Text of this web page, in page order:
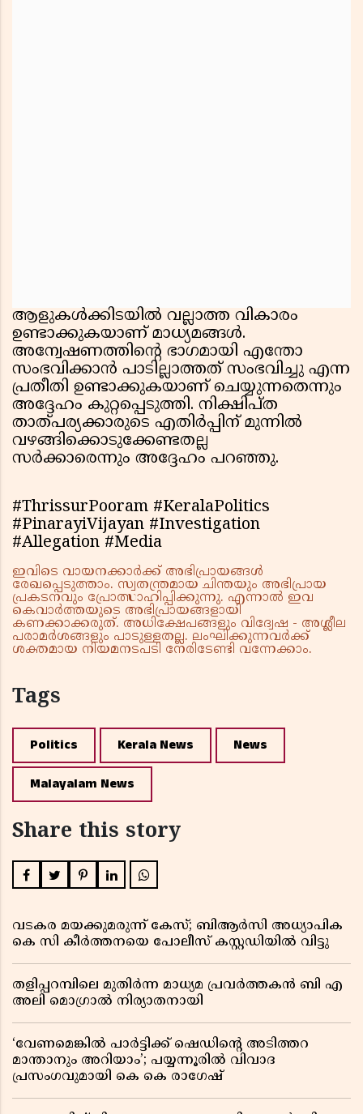
ആളുകൾക്കിടയിൽ വല്ലാത്ത വികാരം
ഉണ്ടാക്കുകയാണ് മാധ്യമങ്ങൾ.
അന്വേഷണത്തിൻ്റെ ഭാഗമായി എന്തോ
സംഭവിക്കാൻ പാടില്ലാത്തത് സംഭവിച്ചു എന്ന
പ്രതീതി ഉണ്ടാക്കുകയാണ് ചെയ്യുന്നതെന്നും
അദ്ദേഹം കുറ്റപ്പെടുത്തി. നിക്ഷിപ്ത
താത്പര്യക്കാരുടെ എതിർപ്പിന് മുന്നിൽ
വഴങ്ങിക്കൊടുക്കേണ്ടതല്ല
സർക്കാരെന്നും അദ്ദേഹം പറഞ്ഞു.
#ThrissurPooram #KeralaPolitics
#PinarayiVijayan #Investigation
#Allegation #Media
ഇവിടെ വായനക്കാർക്ക് അഭിപ്രായങ്ങൾ
രേഖപ്പെടുത്താം. സ്വതന്ത്രമായ ചിന്തയും അഭിപ്രായ
പ്രകടനവും പ്രോത്സാഹിപ്പിക്കുന്നു. എന്നാൽ ഇവ
കെവാർത്തയുടെ അഭിപ്രായങ്ങളായി
കണക്കാക്കരുത്. അധിക്ഷേപങ്ങളും വിദ്വേഷ - അശ്ലീല
പരാമർശങ്ങളും പാടുള്ളതല്ല. ലംഘിക്കുന്നവർക്ക്
ശക്തമായ നിയമനടപടി നേരിടേണ്ടി വന്നേക്കാം.
Tags
Politics Kerala News News
Malayalam News
Share this story
വടകര മയക്കുമരുന്ന് കേസ്; ബിആർസി അധ്യാപിക
കെ സി കീർത്തനയെ പോലീസ് കസ്റ്റഡിയിൽ വിട്ടു
തളിപ്പറമ്പിലെ മുതിർന്ന മാധ്യമ പ്രവർത്തകൻ ബി എ
അലി മൊഗ്രാൽ നിര്യാതനായി
‘വേണമെങ്കിൽ പാർട്ടിക്ക് ഷെഡിൻ്റെ അടിത്തറ
മാന്താനും അറിയാം’; പയ്യന്നൂരിൽ വിവാദ
പ്രസംഗവുമായി കെ കെ രാഗേഷ്